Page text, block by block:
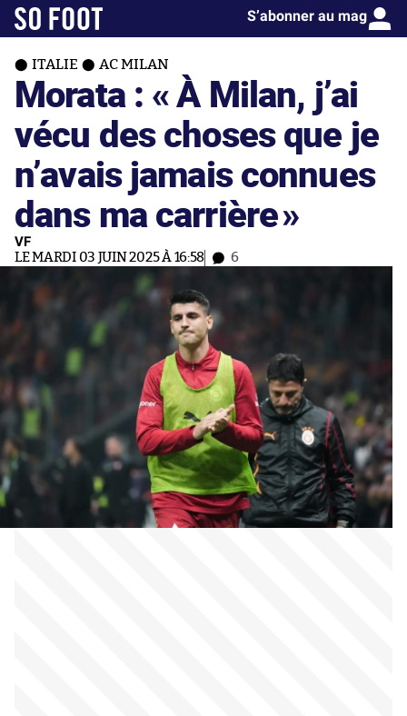
S’abonner au mag
ITALIE AC MILAN
Morata : « À Milan, j’ai
vécu des choses que je
n’avais jamais connues
dans ma carrière»
VF
LE MARDI 03 JUIN 2025 À 16:58 6